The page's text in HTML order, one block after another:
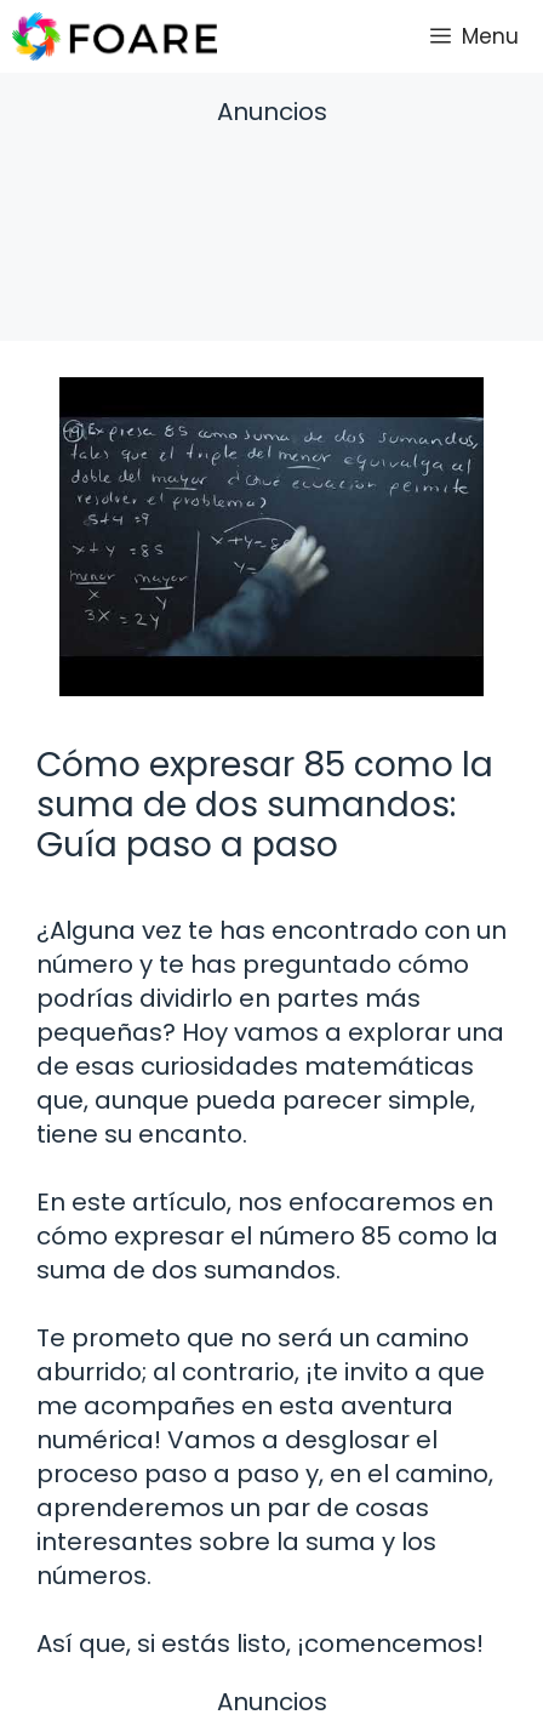
Saltar
al
Menu
Anuncios
Cómo expresar 85 como la
suma de dos sumandos:
Guía paso a paso
¿Alguna vez te has encontrado con un
número y te has preguntado cómo
podrías dividirlo en partes más
pequeñas? Hoy vamos a explorar una
de esas curiosidades matemáticas
que, aunque pueda parecer simple,
tiene su encanto.
En este artículo, nos enfocaremos en
cómo expresar el número 85 como la
suma de dos sumandos.
Te prometo que no será un camino
aburrido; al contrario, ¡te invito a que
me acompañes en esta aventura
numérica! Vamos a desglosar el
proceso paso a paso y, en el camino,
aprenderemos un par de cosas
interesantes sobre la suma y los
números.
Así que, si estás listo, ¡comencemos!
Anuncios